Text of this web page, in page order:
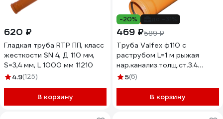
620 ₽
Гладкая труба RTP ПП, класс
жесткости SN 4, Д 110 мм,
S=3,4 мм, L 1000 мм 11210
4.9(125)
В корзину
-20%
469 ₽589 ₽
Труба Valfex ф110 с
раструбом L=1 м рыжая
нар.канализ.толщ.ст.3.4
301100100
5(6)
В корзину